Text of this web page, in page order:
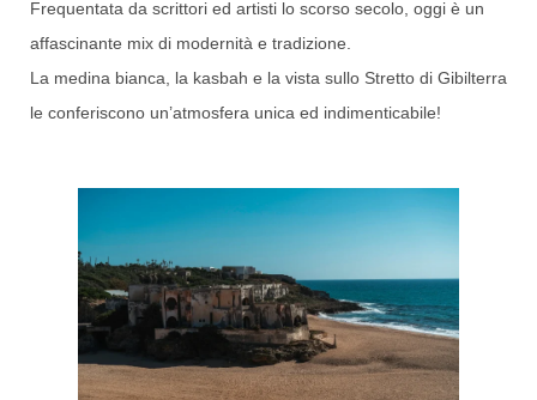
Frequentata da scrittori ed artisti lo scorso secolo, oggi è un
affascinante mix di modernità e tradizione.
La medina bianca, la kasbah e la vista sullo Stretto di Gibilterra
le conferiscono un’atmosfera unica ed indimenticabile!